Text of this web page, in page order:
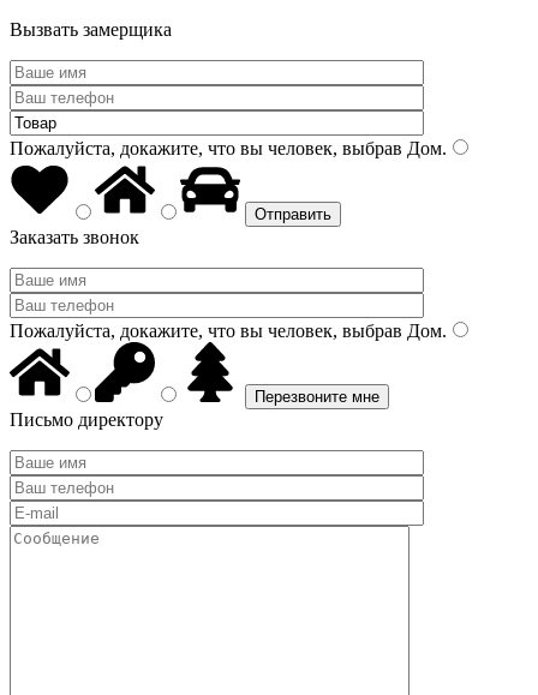
Вызвать замерщика
Пожалуйста, докажите, что вы человек, выбрав Дом.
Заказать звонок
Пожалуйста, докажите, что вы человек, выбрав Дом.
Письмо директору